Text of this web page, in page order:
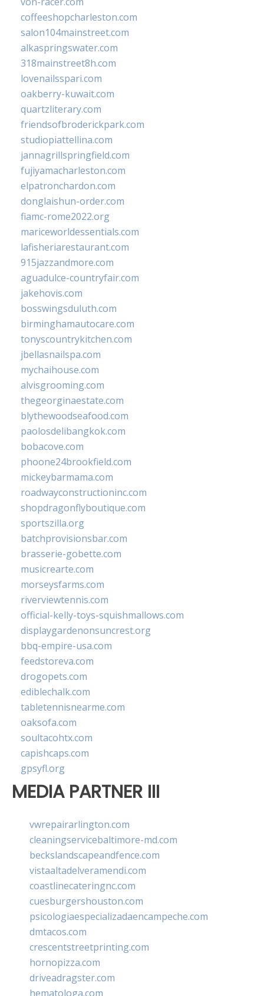
coffeeshopcharleston.com
salon104mainstreet.com
alkaspringswater.com
318mainstreet8h.com
lovenailsspari.com
oakberry-kuwait.com
quartzliterary.com
friendsofbroderickpark.com
studiopiattellina.com
jannagrillspringfield.com
fujiyamacharleston.com
elpatronchardon.com
donglaishun-order.com
fiamc-rome2022.org
mariceworldessentials.com
lafisheriarestaurant.com
915jazzandmore.com
aguadulce-countryfair.com
jakehovis.com
bosswingsduluth.com
birminghamautocare.com
tonyscountrykitchen.com
jbellasnailspa.com
mychaihouse.com
alvisgrooming.com
thegeorginaestate.com
blythewoodseafood.com
paolosdelibangkok.com
bobacove.com
phoone24brookfield.com
mickeybarmama.com
roadwayconstructioninc.com
shopdragonflyboutique.com
sportszilla.org
batchprovisionsbar.com
brasserie-gobette.com
musicrearte.com
morseysfarms.com
riverviewtennis.com
official-kelly-toys-squishmallows.com
displaygardenonsuncrest.org
bbq-empire-usa.com
feedstoreva.com
drogopets.com
ediblechalk.com
tabletennisnearme.com
oaksofa.com
soultacohtx.com
capishcaps.com
gpsyfl.org
MEDIA PARTNER III
vwrepairarlington.com
cleaningservicebaltimore-md.com
beckslandscapeandfence.com
vistaaltadelveramendi.com
coastlinecateringnc.com
cuesburgershouston.com
psicologiaespecializadaencampeche.com
dmtacos.com
crescentstreetprinting.com
hornopizza.com
driveadragster.com
hematologa.com